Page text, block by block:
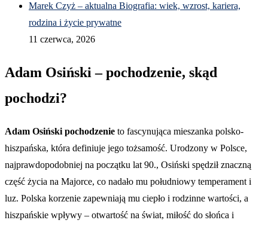
Marek Czyż – aktualna Biografia: wiek, wzrost, kariera,
rodzina i życie prywatne
11 czerwca, 2026
Adam Osiński – pochodzenie, skąd
pochodzi?
Adam Osiński pochodzenie to fascynująca mieszanka polsko-
hiszpańska, która definiuje jego tożsamość. Urodzony w Polsce,
najprawdopodobniej na początku lat 90., Osiński spędził znaczną
część życia na Majorce, co nadało mu południowy temperament i
luz. Polska korzenie zapewniają mu ciepło i rodzinne wartości, a
hiszpańskie wpływy – otwartość na świat, miłość do słońca i